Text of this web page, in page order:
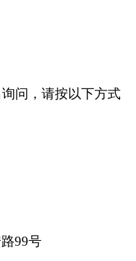
问，请按以下方式
99号